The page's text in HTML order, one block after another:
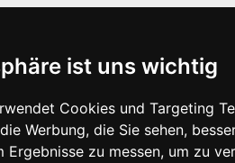
ist uns wichtig
Cookies und Targeting
Werbung, die Sie sehen,
Ergebnisse zu messen, um zu